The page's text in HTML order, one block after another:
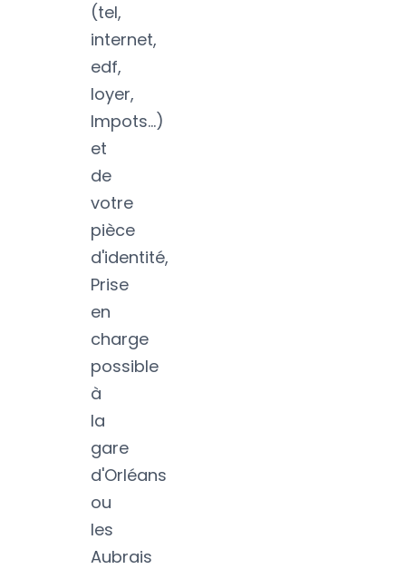
(tel,
internet,
edf,
loyer,
Impots...)
et
de
votre
pièce
d'identité,
Prise
en
charge
possible
à
la
gare
d'Orléans
ou
les
Aubrais